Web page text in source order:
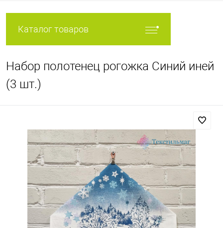
Каталог товаров
Набор полотенец рогожка Синий иней
(3 шт.)